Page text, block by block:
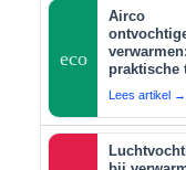
eco
Airco
verwarmen:
praktische
Lees artikel →